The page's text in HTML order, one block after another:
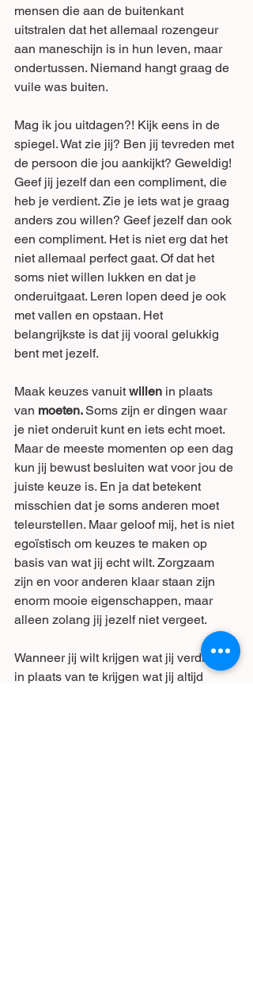
mensen die aan de buitenkant
uitstralen dat het allemaal rozengeur
aan maneschijn is in hun leven, maar
ondertussen. Niemand hangt graag de
vuile was buiten.
Mag ik jou uitdagen?! Kijk eens in de
spiegel. Wat zie jij? Ben jij tevreden met
de persoon die jou aankijkt? Geweldig!
Geef jij jezelf dan een compliment, die
heb je verdient. Zie je iets wat je graag
anders zou willen? Geef jezelf dan ook
een compliment. Het is niet erg dat het
niet allemaal perfect gaat. Of dat het
soms niet willen lukken en dat je
onderuitgaat. Leren lopen deed je ook
met vallen en opstaan. Het
belangrijkste is dat jij vooral gelukkig
bent met jezelf.
Maak keuzes vanuit willen in plaats
van moeten. Soms zijn er dingen waar
je niet onderuit kunt en iets echt moet.
Maar de meeste momenten op een dag
kun jij bewust besluiten wat voor jou de
juiste keuze is. En ja dat betekent
misschien dat je soms anderen moet
teleurstellen. Maar geloof mij, het is niet
egoïstisch om keuzes te maken op
basis van wat jij echt wilt. Zorgzaam
zijn en voor anderen klaar staan zijn
enorm mooie eigenschappen, maar
alleen zolang jij jezelf niet vergeet.
Wanneer jij wilt krijgen wat jij verdient,
in plaats van te krijgen wat jij altijd